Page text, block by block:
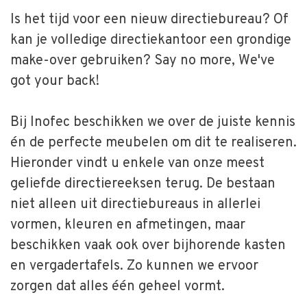
Is het tijd voor een nieuw directiebureau? Of
kan je volledige directiekantoor een grondige
make-over gebruiken? Say no more, We've
got your back!
Bij Inofec beschikken we over de juiste kennis
én de perfecte meubelen om dit te realiseren.
Hieronder vindt u enkele van onze meest
geliefde directiereeksen terug. De bestaan
niet alleen uit directiebureaus in allerlei
vormen, kleuren en afmetingen, maar
beschikken vaak ook over bijhorende kasten
en vergadertafels. Zo kunnen we ervoor
zorgen dat alles één geheel vormt.